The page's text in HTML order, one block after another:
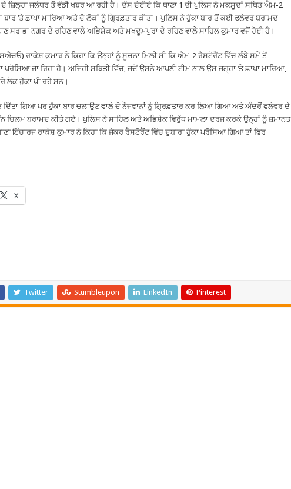
ਦੇ ਜ਼ਿਲ੍ਹਾ ਜਲੰਧਰ ਤੋਂ ਵੱਡੀ ਖਬਰ ਆ ਰਹੀ ਹੈ। ਦੱਸ ਦੇਈਏ ਕਿ ਥਾਣਾ 1 ਦੀ ਪੁਲਿਸ ਨੇ ਮਕਸੂਦਾਂ ਸਥਿਤ ਐਮ-2
‘ਤੇ ਛਾਪਾ ਮਾਰਿਆ ਅਤੇ ਦੋ ਲੋਕਾਂ ਨੂੰ ਗ੍ਰਿਫ਼ਤਾਰ ਕੀਤਾ। ਪੁਲਿਸ ਨੇ ਹੁੱਕਾ ਬਾਰ ਤੋਂ ਕਈ ਫਲੇਵਰ ਬਰਾਮਦ
ਸਰਾਭਾ ਨਗਰ ਦੇ ਰਹਿਣ ਵਾਲੇ ਅਭਿਸ਼ੇਕ ਅਤੇ ਮਖਦੂਮਪੁਰਾ ਦੇ ਰਹਿਣ ਵਾਲੇ ਸਾਹਿਲ ਕੁਮਾਰ ਵਜੋਂ ਹੋਈ ਹੈ।
ਰਾਕੇਸ਼ ਕੁਮਾਰ ਨੇ ਕਿਹਾ ਕਿ ਉਨ੍ਹਾਂ ਨੂੰ ਸੂਚਨਾ ਮਿਲੀ ਸੀ ਕਿ ਐਮ-2 ਰੈਸਟੋਰੈਂਟ ਵਿੱਚ ਲੰਬੇ ਸਮੇਂ ਤੋਂ
ਜਾ ਰਿਹਾ ਹੈ। ਅਜਿਹੀ ਸਥਿਤੀ ਵਿੱਚ, ਜਦੋਂ ਉਸਨੇ ਆਪਣੀ ਟੀਮ ਨਾਲ ਉਸ ਜਗ੍ਹਾ ‘ਤੇ ਛਾਪਾ ਮਾਰਿਆ,
ਲੋਕ ਹੁੱਕਾ ਪੀ ਰਹੇ ਸਨ।
ਦਿੱਤਾ ਗਿਆ ਪਰ ਹੁੱਕਾ ਬਾਰ ਚਲਾਉਣ ਵਾਲੇ ਦੋ ਨੌਜਵਾਨਾਂ ਨੂੰ ਗ੍ਰਿਫ਼ਤਾਰ ਕਰ ਲਿਆ ਗਿਆ ਅਤੇ ਅੰਦਰੋਂ ਫਲੇਵਰ ਦੇ
ਚਿਲਮ ਬਰਾਮਦ ਕੀਤੇ ਗਏ। ਪੁਲਿਸ ਨੇ ਸਾਹਿਲ ਅਤੇ ਅਭਿਸ਼ੇਕ ਵਿਰੁੱਧ ਮਾਮਲਾ ਦਰਜ ਕਰਕੇ ਉਨ੍ਹਾਂ ਨੂੰ ਜ਼ਮਾਨਤ
ਇੰਚਾਰਜ ਰਾਕੇਸ਼ ਕੁਮਾਰ ਨੇ ਕਿਹਾ ਕਿ ਜੇਕਰ ਰੈਸਟੋਰੈਂਟ ਵਿੱਚ ਦੁਬਾਰਾ ਹੁੱਕਾ ਪਰੋਸਿਆ ਗਿਆ ਤਾਂ ਫਿਰ
X
Twitter Stumbleupon LinkedIn Pinterest